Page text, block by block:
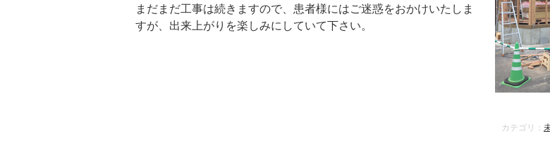
まだまだ工事は続きますので、患者様にはご迷惑をおかけいたしま
すが、出来上がりを楽しみにしていて下さい。
カテゴリ：